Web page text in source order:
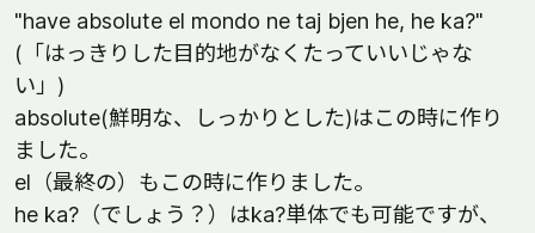
"have absolute el mondo ne taj bjen he, he ka?"
(「はっきりした目的地がなくたっていいじゃな
い」)
absolute(鮮明な、しっかりとした)はこの時に作り
ました。
el（最終の）もこの時に作りました。
he ka?（でしょう？）はka?単体でも可能ですが、